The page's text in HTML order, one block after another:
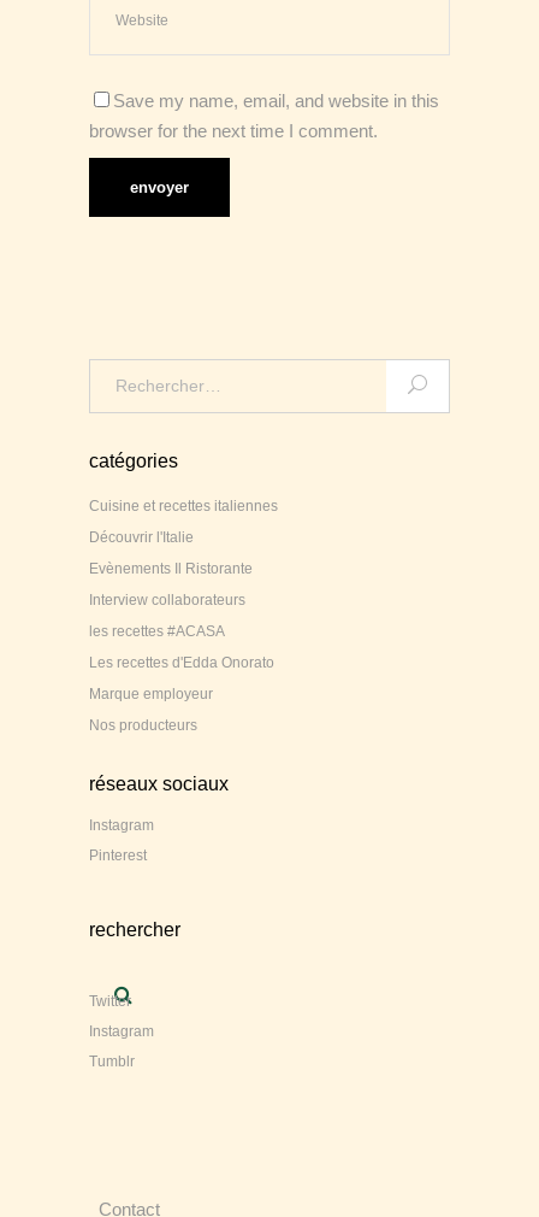
Save my name, email, and website in this
browser for the next time I comment.
catégories
Cuisine et recettes italiennes
Découvrir l'Italie
Evènements Il Ristorante
Interview collaborateurs
les recettes #ACASA
Les recettes d'Edda Onorato
Marque employeur
Nos producteurs
réseaux sociaux
Instagram
Pinterest
rechercher
Twitter
Instagram
Tumblr
Contact